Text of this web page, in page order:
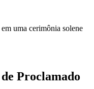
em uma cerimônia solene
de Proclamado